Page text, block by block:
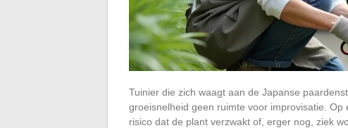
Tuinier die zich waagt aan de Japanse
groeisnelheid geen ruimte voor improvisatie.
risico dat de plant verzwakt of, erger nog, ziek